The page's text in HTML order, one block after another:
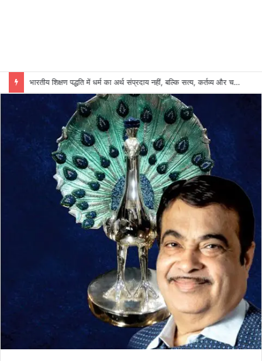
भारतीय शिक्षण पद्धति में धर्म का अर्थ संप्रदाय नहीं, बल्कि सत्य, कर्तव्य और चरित्र निर्माण है: विजय प्रकाश